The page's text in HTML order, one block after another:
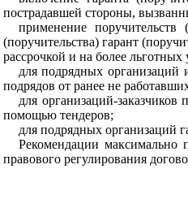
пострадавшей стороны,
применение
(поручительства) гарант
рассрочкой и на более
для подрядных организаций
подрядов от ранее не
для организаций-
помощью тендеров;
для подрядных организаций
Рекомендации максимально
правового регулирования